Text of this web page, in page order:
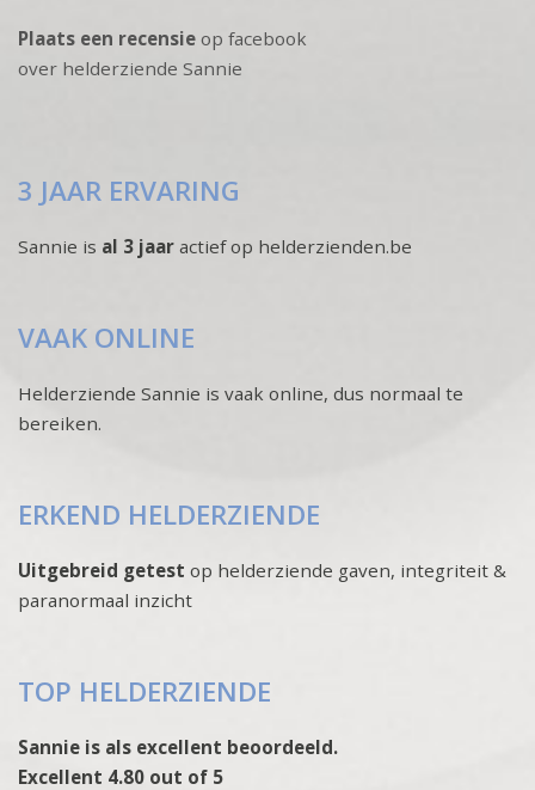
Plaats een recensie op facebook
over helderziende Sannie
3 JAAR ERVARING
Sannie is al 3 jaar actief op helderzienden.be
VAAK ONLINE
Helderziende Sannie is vaak online, dus normaal te
bereiken.
ERKEND HELDERZIENDE
Uitgebreid getest op helderziende gaven, integriteit &
paranormaal inzicht
TOP HELDERZIENDE
Sannie is als excellent beoordeeld.
Excellent 4.80 out of 5